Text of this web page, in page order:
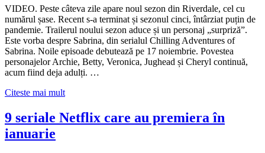
VIDEO. Peste câteva zile apare noul sezon din Riverdale, cel cu
numărul șase. Recent s-a terminat și sezonul cinci, întârziat puțin de
pandemie. Trailerul noului sezon aduce și un personaj „surpriză”.
Este vorba despre Sabrina, din serialul Chilling Adventures of
Sabrina. Noile episoade debutează pe 17 noiembrie. Povestea
personajelor Archie, Betty, Veronica, Jughead și Cheryl continuă,
acum fiind deja adulți. …
Citeste mai mult
9 seriale Netflix care au premiera în
ianuarie